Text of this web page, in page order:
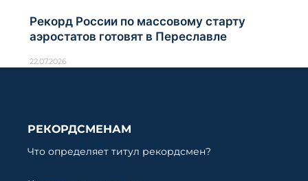
Рекорд России по массовому старту
аэростатов готовят в Переславле
22.07.2026
РЕКОРДСМЕНАМ
Что определяет титул рекордсмен?